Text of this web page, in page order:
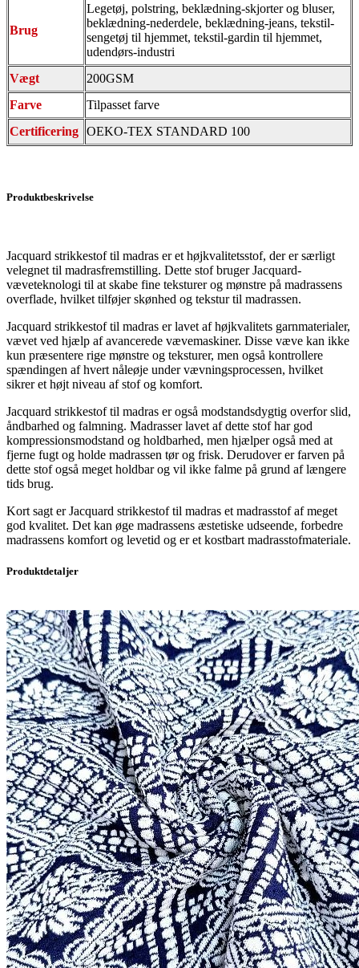
Brug
Legetøj, polstring, beklædning-skjorter og bluser,
beklædning-nederdele, beklædning-jeans, tekstil-
sengetøj til hjemmet, tekstil-gardin til hjemmet,
udendørs-industri
Vægt
200GSM
Farve
Tilpasset farve
Certificering OEKO-TEX STANDARD 100
Produktbeskrivelse
Jacquard strikkestof til madras er et højkvalitetsstof, der er særligt
velegnet til madrasfremstilling. Dette stof bruger Jacquard-
væveteknologi til at skabe fine teksturer og mønstre på madrassens
overflade, hvilket tilføjer skønhed og tekstur til madrassen.
Jacquard strikkestof til madras er lavet af højkvalitets garnmaterialer,
vævet ved hjælp af avancerede vævemaskiner. Disse væve kan ikke
kun præsentere rige mønstre og teksturer, men også kontrollere
spændingen af ​​hvert nåleøje under vævningsprocessen, hvilket
sikrer et højt niveau af stof og komfort.
Jacquard strikkestof til madras er også modstandsdygtig overfor slid,
åndbarhed og falmning. Madrasser lavet af dette stof har god
kompressionsmodstand og holdbarhed, men hjælper også med at
fjerne fugt og holde madrassen tør og frisk. Derudover er farven på
dette stof også meget holdbar og vil ikke falme på grund af længere
tids brug.
Kort sagt er Jacquard strikkestof til madras et madrasstof af meget
god kvalitet. Det kan øge madrassens æstetiske udseende, forbedre
madrassens komfort og levetid og er et kostbart madrasstofmateriale.
Produktdetaljer